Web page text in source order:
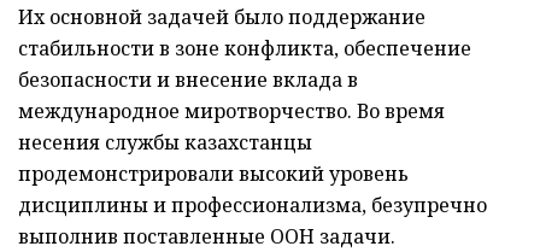
Их основной задачей было поддержание
стабильности в зоне конфликта, обеспечение
безопасности и внесение вклада в
международное миротворчество. Во время
несения службы казахстанцы
продемонстрировали высокий уровень
дисциплины и профессионализма, безупречно
выполнив поставленные ООН задачи.